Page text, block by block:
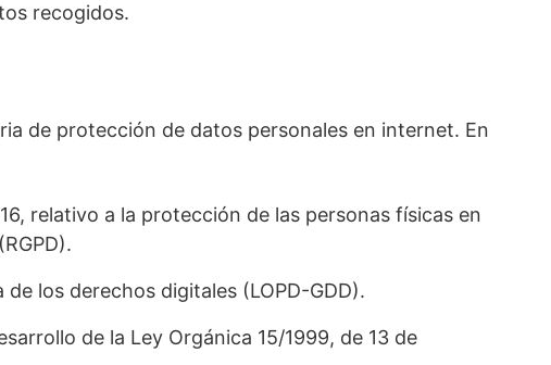
recogidos.
de protección de datos personales en internet. En
relativo a la protección de las personas físicas en
los derechos digitales (LOPD-GDD).
de la Ley Orgánica 15/1999, de 13 de